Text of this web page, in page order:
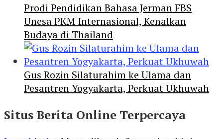
Prodi Pendidikan Bahasa Jerman FBS
Unesa PKM Internasional, Kenalkan
Budaya di Thailand
Gus Rozin Silaturahim ke Ulama dan
Pesantren Yogyakarta, Perkuat Ukhuwah
Situs Berita Online Terpercaya